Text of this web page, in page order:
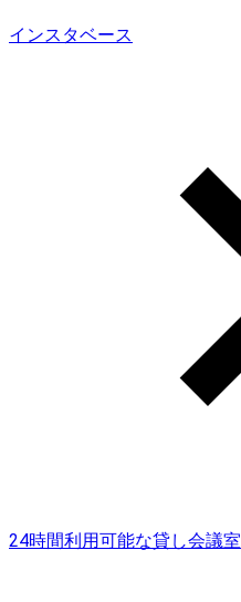
インスタベース
24時間利用可能な貸し会議室